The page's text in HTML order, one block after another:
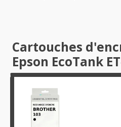
Cartouches
Epson EcoTank